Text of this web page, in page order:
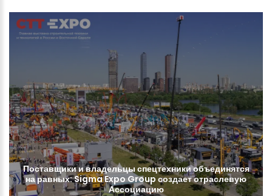
Поставщикиивладельцыспецтехникиобъединятся
наравных:SigmaExpoGroup создаетотраслевую
Ассоциацию